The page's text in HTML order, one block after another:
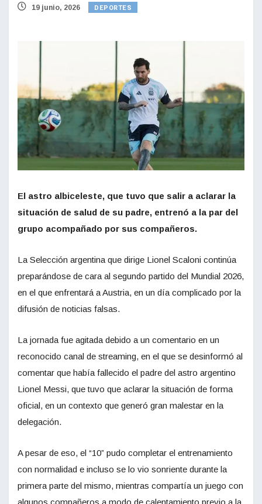
19 junio, 2026 DEPORTES
El astro albiceleste, que tuvo que salir a aclarar la
situación de salud de su padre, entrenó a la par del
grupo acompañado por sus compañeros.
La Selección argentina que dirige Lionel Scaloni continúa
preparándose de cara al segundo partido del Mundial 2026,
en el que enfrentará a Austria, en un día complicado por la
difusión de noticias falsas.
La jornada fue agitada debido a un comentario en un
reconocido canal de streaming, en el que se desinformó al
comentar que había fallecido el padre del astro argentino
Lionel Messi, que tuvo que aclarar la situación de forma
oficial, en un contexto que generó gran malestar en la
delegación.
A pesar de eso, el “10” pudo completar el entrenamiento
con normalidad e incluso se lo vio sonriente durante la
primera parte del mismo, mientras compartía un juego con
algunos compañeros a modo de calentamiento previo a la